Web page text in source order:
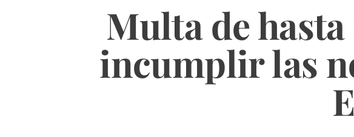
Multa de
incumplir las